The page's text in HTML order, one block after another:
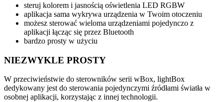
steruj kolorem i jasnością oświetlenia LED RGBW
aplikacja sama wykrywa urządzenia w Twoim otoczeniu
możesz sterować wieloma urządzeniami pojedynczo z
aplikacji łącząc się przez Bluetooth
bardzo prosty w użyciu
NIEZWYKLE PROSTY
W przeciwieństwie do sterowników serii wBox, lightBox
dedykowany jest do sterowania pojedynczymi źródłami światła w
osobnej aplikacji, korzystając z innej technologii.